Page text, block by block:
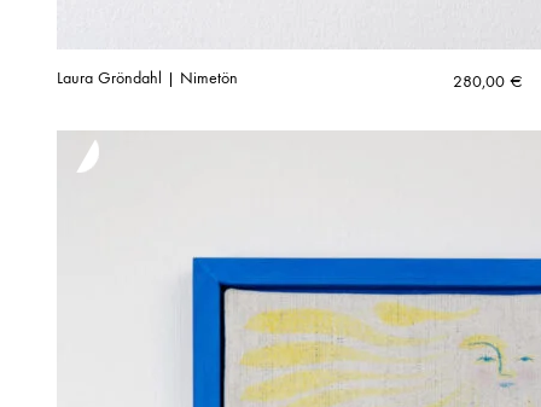
Laura Gröndahl | Nimetön 280,00 €